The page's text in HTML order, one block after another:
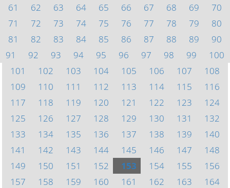
61
62 63 64 65 66 67 68 69
70
71
72 73 74 75 76 77 78 79
80
81
82 83 84 85 86 87 88 89
90
91
92 93 94 95 96 97 98 99
100
101
102 103 104 105 106 107
108
109
110 111 112 113 114 115
116
117
118 119 120 121 122 123
124
125
126 127 128 129 130 131
132
133
134 135 136 137 138 139
140
141
142 143 144 145 146 147
148
149
150 151 152 153 154 155
156
157
158 159 160 161 162 163
164